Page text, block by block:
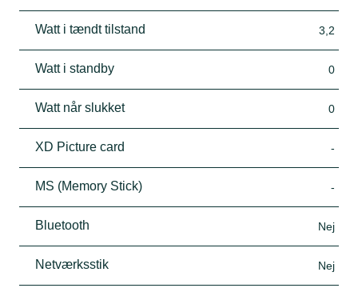
Watt i tændt tilstand 3,2
Watt i standby 0
Watt når slukket 0
XD Picture card -
MS (Memory Stick) -
Bluetooth Nej
Netværksstik Nej